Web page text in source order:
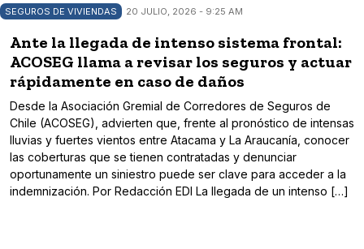
SEGUROS DE VIVIENDAS
20 JULIO, 2026 - 9:25 AM
Ante la llegada de intenso sistema frontal:
ACOSEG llama a revisar los seguros y actuar
rápidamente en caso de daños
Desde la Asociación Gremial de Corredores de Seguros de
Chile (ACOSEG), advierten que, frente al pronóstico de intensas
lluvias y fuertes vientos entre Atacama y La Araucanía, conocer
las coberturas que se tienen contratadas y denunciar
oportunamente un siniestro puede ser clave para acceder a la
indemnización. Por Redacción EDI La llegada de un intenso […]